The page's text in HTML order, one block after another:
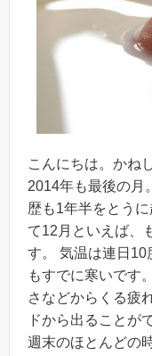
こんにちは。かね
2014年も最後の月
歴も1年半をとう
て12月といえば、
す。 気温は連日10
もすでに寒いです
さなどからくる疲
ドから出ることが
週末のほとんどの